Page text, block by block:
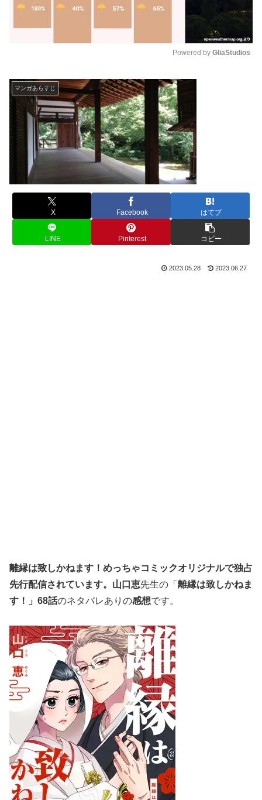
Powered by GliaStudios
マンガあらすじ
X Facebook はてブ
LINE Pinterest コピー
2023.05.28 2023.06.27
離縁は致しかねます！ めっちゃコミックオリジナルで独占
先行配信されています。 山口恵先生の「 離縁は致しかねま
す！」68話のネタバレありの感想です。